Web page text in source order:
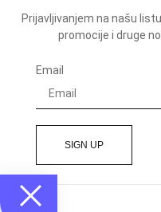
Prijavljivanjem na našu
promocije i druge
Email
SIGN UP